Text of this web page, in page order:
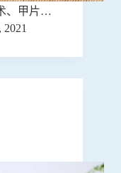
、甲片…
2021